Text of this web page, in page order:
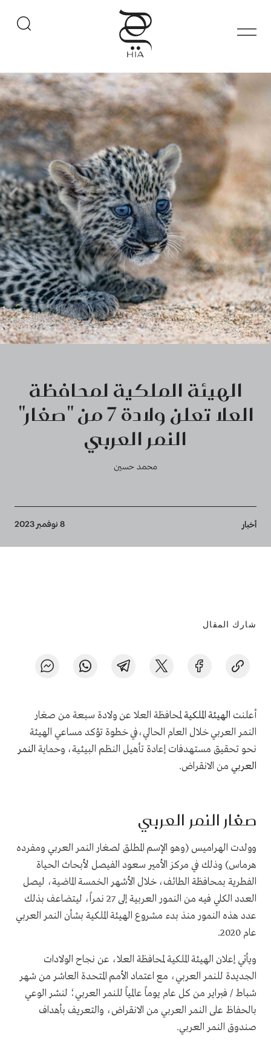
الهيئة الملكية لمحافظة
العلا تعلن ولادة 7 من "صغار"
النمر العربي
محمد حسين
Breadcrumb
أخبار 8 نوفمبر 2023
شارك المقال
أعلنت الهيئة الملكيةلمحافظة العلا عن ولادة سبعة من صغار
النمر العربي خلال العام الحالي،في خطوة تؤكد مساعي الهيئة
نحو تحقيق مستهدفات إعادة تأهيل النظم البيئية، وحماية النمر
العربي من الانقراض.
صغار النمر العربي
وولدت الهراميس (وهو الإسم المطلق لصغار النمر العربي ومفرده
هرماس) وذلك في مركز الأمير سعود الفيصل لأبحاث الحياة
الفطرية بمحافظة الطائف، خلال الأشهر الخمسة الماضية، ليصل
العدد الكلي فيه من النمور العربية إلى 27 نمراً، ليتضاعف بذلك
عدد هذه النمور منذ بدء مشروع الهيئة الملكية بشأن النمر العربي
عام 2020
.
ويأتي إعلان الهيئة الملكية لمحافظة العلا، عن نجاح الولادات
الجديدة للنمر العربي، مع اعتماد الأمم المتحدة العاشر من شهر
شباط / فبراير من كل عام يوماً عالمياً للنمر العربي؛ لنشر الوعي
بالحفاظ على النمر العربي من الانقراض، والتعريف بأهداف
صندوق النمر العربي.